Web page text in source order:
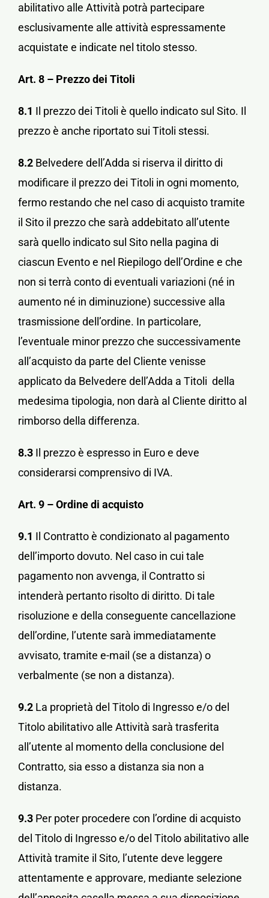
abilitativo alle Attività potrà partecipare
esclusivamente alle attività espressamente
acquistate e indicate nel titolo stesso.
Art. 8 – Prezzo dei Titoli
8.1 Il prezzo dei Titoli è quello indicato sul Sito. Il
prezzo è anche riportato sui Titoli stessi.
8.2 Belvedere dell’Adda si riserva il diritto di
modificare il prezzo dei Titoli in ogni momento,
fermo restando che nel caso di acquisto tramite
il Sito il prezzo che sarà addebitato all’utente
sarà quello indicato sul Sito nella pagina di
ciascun Evento e nel Riepilogo dell’Ordine e che
non si terrà conto di eventuali variazioni (né in
aumento né in diminuzione) successive alla
trasmissione dell’ordine. In particolare,
l’eventuale minor prezzo che successivamente
all’acquisto da parte del Cliente venisse
applicato da Belvedere dell’Adda a Titoli della
medesima tipologia, non darà al Cliente diritto al
rimborso della differenza.
8.3 Il prezzo è espresso in Euro e deve
considerarsi comprensivo di IVA.
Art. 9 – Ordine di acquisto
9.1 Il Contratto è condizionato al pagamento
dell’importo dovuto. Nel caso in cui tale
pagamento non avvenga, il Contratto si
intenderà pertanto risolto di diritto. Di tale
risoluzione e della conseguente cancellazione
dell’ordine, l’utente sarà immediatamente
avvisato, tramite e-mail (se a distanza) o
verbalmente (se non a distanza).
9.2 La proprietà del Titolo di Ingresso e/o del
Titolo abilitativo alle Attività sarà trasferita
all’utente al momento della conclusione del
Contratto, sia esso a distanza sia non a
distanza.
9.3 Per poter procedere con l’ordine di acquisto
del Titolo di Ingresso e/o del Titolo abilitativo alle
Attività tramite il Sito, l’utente deve leggere
attentamente e approvare, mediante selezione